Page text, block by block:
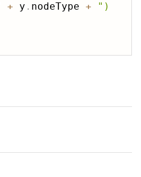
+ y . nodeType +
")